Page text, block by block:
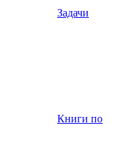
Задачи
Книги по